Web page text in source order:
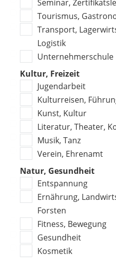
Seminar,
Tourismus,
Transport,
Logistik
Unternehmerschule
Kultur, Freizeit
Jugendarbeit
Kulturreisen,
Kunst, Kultur
Literatur, Theater,
Musik, Tanz
Verein, Ehrenamt
Natur, Gesundheit
Entspannung
Ernährung,
Forsten
Fitness, Bewegung
Gesundheit
Kosmetik